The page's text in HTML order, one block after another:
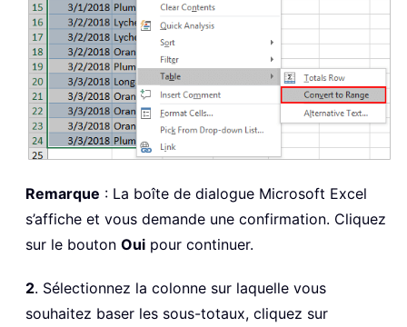
Remarque : La boîte de dialogue Microsoft Excel
s’affiche et vous demande une confirmation. Cliquez
sur le bouton Oui pour continuer.
2. Sélectionnez la colonne sur laquelle vous
souhaitez baser les sous-totaux, cliquez sur